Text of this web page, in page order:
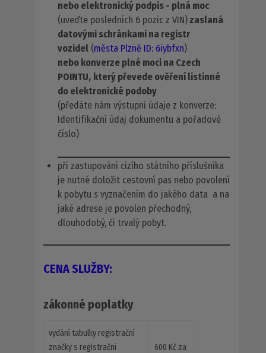
nebo elektronický podpis - plná moc
(uveďte posledních 6 pozic z VIN)zaslaná
datovými schránkami na registr
vozidel (města Plzně ID: 6iybfxn)
nebo konverze plné moci na Czech
POINTU, který převede ověření listinné
do elektronické podoby
(předáte nám výstupní údaje z konverze:
Identifikační údaj dokumentu a pořadové
číslo)
při zastupování cizího státního příslušníka
je nutné doložit cestovní pas nebo povolení
k pobytu s vyznačením do jakého data a na
jaké adrese je povolen přechodný,
dlouhodobý, či trvalý pobyt.
CENA SLUŽBY:
zákonné poplatky
vydání tabulky registrační
značky s registrační
600 Kč za